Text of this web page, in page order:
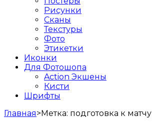
Рисунки
Сканы
Текстуры
Фото
Этикетки
Иконки
Для Фотошопа
Action Экшены
Кисти
Шрифты
Главная>Метка: подготовка к матчу